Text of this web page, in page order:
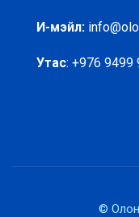
И-мэйл:
Утас: +976 9499
©